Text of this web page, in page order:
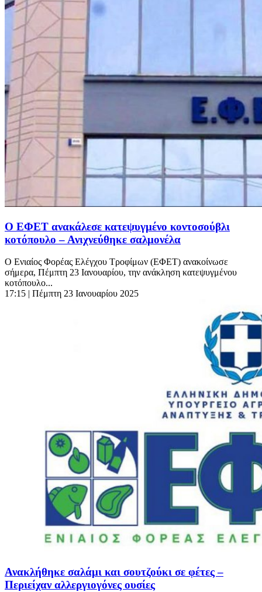
Ο ΕΦΕΤ ανακάλεσε κατεψυγμένο κοντοσούβλι
κοτόπουλο – Ανιχνεύθηκε σαλμονέλα
Ο Ενιαίος Φορέας Ελέγχου Τροφίμων (ΕΦΕΤ) ανακοίνωσε
σήμερα, Πέμπτη 23 Ιανουαρίου, την ανάκληση κατεψυγμένου
κοτόπουλο...
17:15 | Πέμπτη 23 Ιανουαρίου 2025
Ανακλήθηκε σαλάμι και σουτζούκι σε φέτες –
Περιείχαν αλλεργιογόνες ουσίες